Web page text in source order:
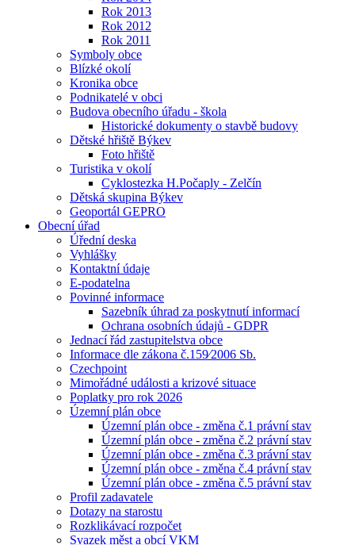
Rok 2013
Rok 2012
Rok 2011
Symboly obce
Blízké okolí
Kronika obce
Podnikatelé v obci
Budova obecního úřadu - škola
Historické dokumenty o stavbě budovy
Dětské hřiště Býkev
Foto hřiště
Turistika v okolí
Cyklostezka H.Počaply - Zelčín
Dětská skupina Býkev
Geoportál GEPRO
Obecní úřad
Úřední deska
Vyhlášky
Kontaktní údaje
E-podatelna
Povinné informace
Sazebník úhrad za poskytnutí informací
Ochrana osobních údajů - GDPR
Jednací řád zastupitelstva obce
Informace dle zákona č.159⁄2006 Sb.
Czechpoint
Mimořádné události a krizové situace
Poplatky pro rok 2026
Územní plán obce
Územní plán obce - změna č.1 právní stav
Územní plán obce - změna č.2 právní stav
Územní plán obce - změna č.3 právní stav
Územní plán obce - změna č.4 právní stav
Územní plán obce - změna č.5 právní stav
Profil zadavatele
Dotazy na starostu
Rozklikávací rozpočet
Svazek měst a obcí VKM